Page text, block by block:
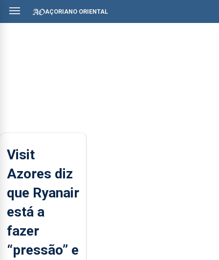
AÇORIANO ORIENTAL
Visit
Azores diz
que Ryanair
está a
fazer
“pressão” e